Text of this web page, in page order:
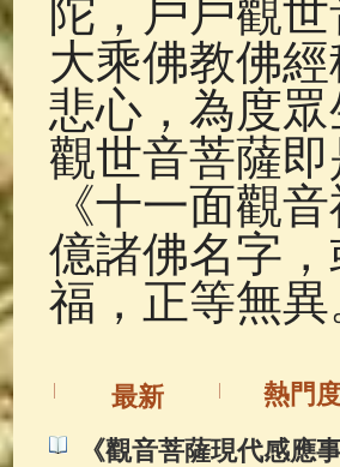
陀，戶戶觀
大乘佛教佛
悲心，為度
觀世音菩薩
《十一面觀
億諸佛名字
福，正等無異
最新
熱門
《觀音菩薩現代感